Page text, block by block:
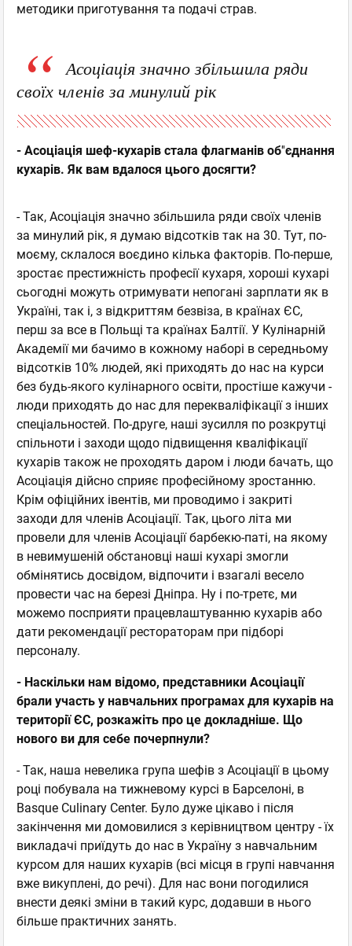
методики приготування та подачі страв.
Асоціація значно збільшила ряди
своїх членів за минулий рік
- Асоціація шеф-кухарів стала флагманів об''єднання
кухарів. Як вам вдалося цього досягти?
- Так, Асоціація значно збільшила ряди своїх членів
за минулий рік, я думаю відсотків так на 30. Тут, по-
моєму, склалося воєдино кілька факторів. По-перше,
зростає престижність професії кухаря, хороші кухарі
сьогодні можуть отримувати непогані зарплати як в
Україні, так і, з відкриттям безвіза, в країнах ЄС,
перш за все в Польщі та країнах Балтії. У Кулінарній
Академії ми бачимо в кожному наборі в середньому
відсотків 10% людей, які приходять до нас на курси
без будь-якого кулінарного освіти, простіше кажучи -
люди приходять до нас для перекваліфікації з інших
спеціальностей. По-друге, наші зусилля по розкрутці
спільноти і заходи щодо підвищення кваліфікації
кухарів також не проходять даром і люди бачать, що
Асоціація дійсно сприяє професійному зростанню.
Крім офіційних івентів, ми проводимо і закриті
заходи для членів Асоціації. Так, цього літа ми
провели для членів Асоціації барбекю-паті, на якому
в невимушеній обстановці наші кухарі змогли
обмінятись досвідом, відпочити і взагалі весело
провести час на березі Дніпра. Ну і по-третє, ми
можемо посприяти працевлаштуванню кухарів або
дати рекомендації рестораторам при підборі
персоналу.
- Наскільки нам відомо, представники Асоціації
брали участь у навчальних програмах для кухарів на
території ЄС, розкажіть про це докладніше. Що
нового ви для себе почерпнули?
- Так, наша невелика група шефів з Асоціації в цьому
році побувала на тижневому курсі в Барселоні, в
Basque Culinary Center. Було дуже цікаво і після
закінчення ми домовилися з керівництвом центру - їх
викладачі приїдуть до нас в Україну з навчальним
курсом для наших кухарів (всі місця в групі навчання
вже викуплені, до речі). Для нас вони погодилися
внести деякі зміни в такий курс, додавши в нього
більше практичних занять.